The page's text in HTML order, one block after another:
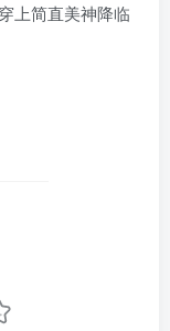
上简直美神降临